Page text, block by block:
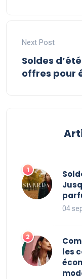
Next Post
Soldes
offres pour
04
les